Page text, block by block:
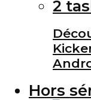
Hors